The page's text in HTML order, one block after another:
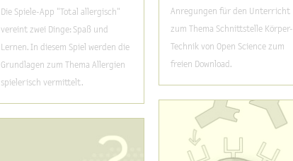
Anregungen für den Unterricht
zum Thema Schnittstelle Körper-
Technik von Open Science zum
freien Download.
Die Spiele-App "Total allergisch"
vereint zwei Dinge: Spaß und
Lernen. In diesem Spiel werden die
Grundlagen zum Thema Allergien
spielerisch vermittelt.